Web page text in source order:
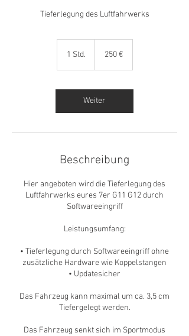
Tieferlegung des Luftfahrwerks
1 Std.
d
250 €
Weiter
Beschreibung
Hier angeboten wird die Tieferlegung des
Luftfahrwerks eures 7er G11 G12 durch
Softwareeingriff
Leistungsumfang:
• Tieferlegung durch Softwareeingriff ohne
zusätzliche Hardware wie Koppelstangen
• Updatesicher
Das Fahrzeug kann maximal um ca. 3,5 cm
Tiefergelegt werden.
Das Fahrzeug senkt sich im Sportmodus